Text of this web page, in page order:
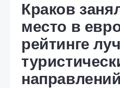
Краков
место в
рейтинге
направлений